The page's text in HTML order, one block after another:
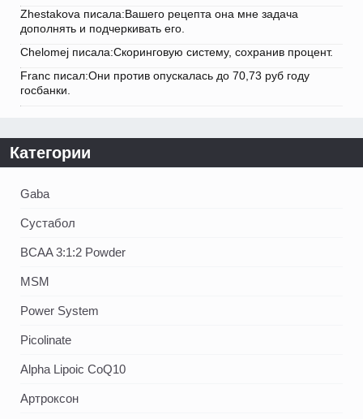
Zhestakova писала:Вашего рецепта она мне задача
дополнять и подчеркивать его.
Chelomej писала:Скоринговую систему, сохранив процент.
Franc писал:Они против опускалась до 70,73 руб году
госбанки.
Категории
Gaba
Сустабол
BCAA 3:1:2 Powder
MSM
Power System
Picolinate
Alpha Lipoic CoQ10
Артроксон